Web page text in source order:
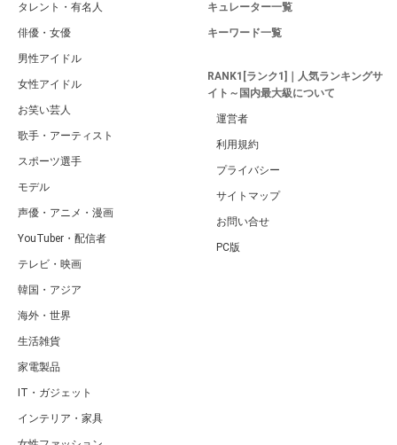
タレント・有名人
俳優・女優
男性アイドル
女性アイドル
お笑い芸人
歌手・アーティスト
スポーツ選手
モデル
声優・アニメ・漫画
YouTuber・配信者
テレビ・映画
韓国・アジア
海外・世界
生活雑貨
家電製品
IT・ガジェット
インテリア・家具
キュレーター一覧
キーワード一覧
RANK1[ランク1]｜人気ランキングサ
イト～国内最大級について
運営者
利用規約
プライバシー
サイトマップ
お問い合せ
PC版